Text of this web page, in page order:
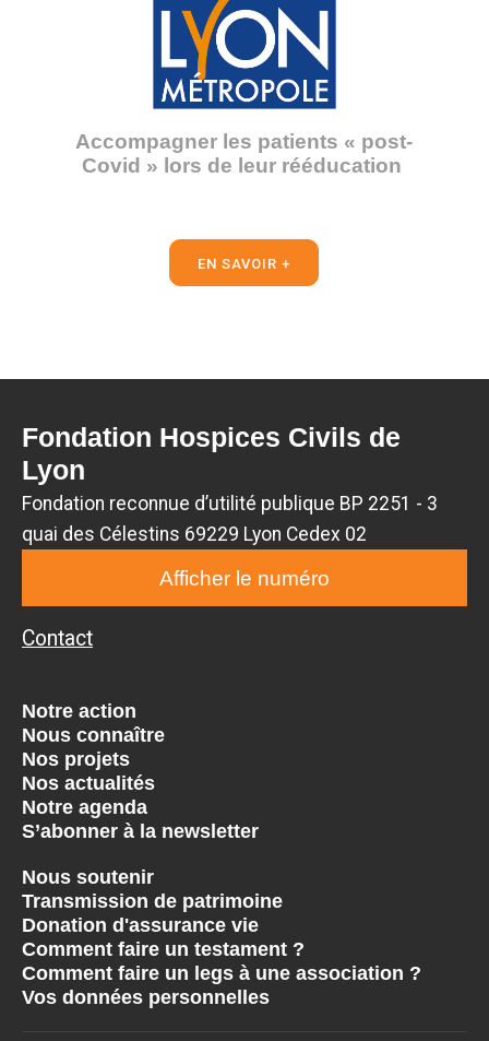
Accompagner les patients « post-
Covid » lors de leur rééducation
EN SAVOIR +
Fondation Hospices Civils de
Lyon
Fondation reconnue d’utilité publique BP 2251 - 3
quai des Célestins 69229 Lyon Cedex 02
Afficher le numéro
Contact
Notre action
Nous connaître
Nos projets
Nos actualités
Notre agenda
S’abonner à la newsletter
Nous soutenir
Transmission de patrimoine
Donation d'assurance vie
Comment faire un testament ?
Comment faire un legs à une association ?
Vos données personnelles